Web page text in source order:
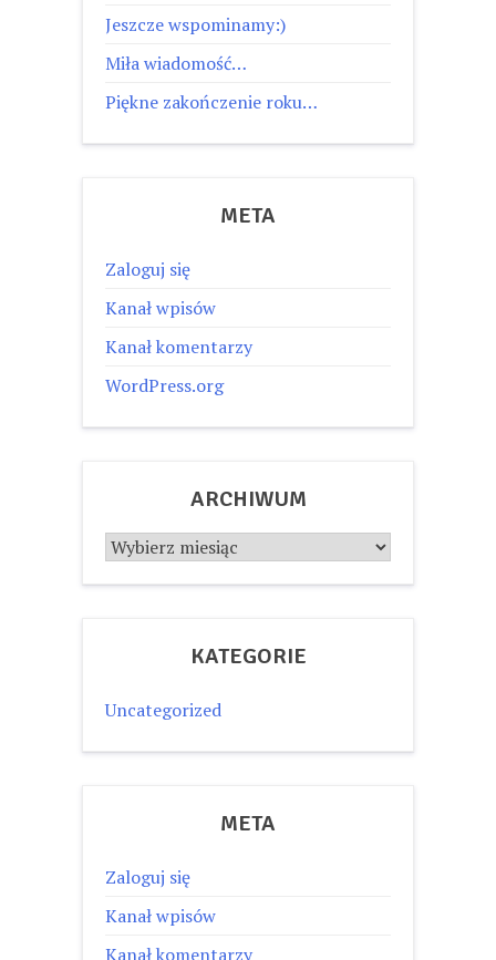
Jeszcze wspominamy:)
Miła wiadomość…
Piękne zakończenie roku…
META
Zaloguj się
Kanał wpisów
Kanał komentarzy
WordPress.org
ARCHIWUM
Archiwum
KATEGORIE
Uncategorized
META
Zaloguj się
Kanał wpisów
Kanał komentarzy